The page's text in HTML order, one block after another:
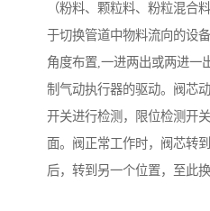
（粉料、颗粒料、粉粒混合
于切换管道中物料流向的设
角度布置,一进两出或两进一
制气动执行器的驱动。阀芯
开关进行检测，限位检测开
面。阀正常工作时，阀芯转
后，转到另一个位置，至此